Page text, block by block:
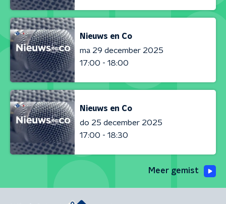
Nieuws en Co
ma 29 december 2025
17:00 - 18:00
Nieuws en Co
do 25 december 2025
17:00 - 18:30
Meer gemist